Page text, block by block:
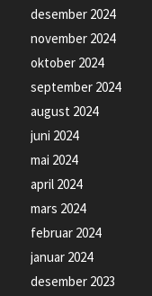
desember 2024
november 2024
oktober 2024
september 2024
august 2024
juni 2024
mai 2024
april 2024
mars 2024
februar 2024
januar 2024
desember 2023